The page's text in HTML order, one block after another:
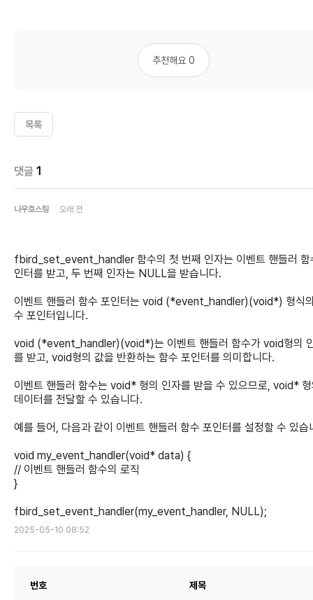
추천해요 0
목록
댓글 1
나우호스팅 오래 전
fbird_set_event_handler 함수의 첫 번째 인자는 이벤트 핸들러 함
인터를 받고, 두 번째 인자는 NULL을 받습니다.
이벤트 핸들러 함수 포인터는 void (*event_handler)(void*) 형식
수 포인터입니다.
void (*event_handler)(void*)는 이벤트 핸들러 함수가 void형의
를 받고, void형의 값을 반환하는 함수 포인터를 의미합니다.
이벤트 핸들러 함수는 void* 형의 인자를 받을 수 있으므로, void*
데이터를 전달할 수 있습니다.
예를 들어, 다음과 같이 이벤트 핸들러 함수 포인터를 설정할 수 있습
void my_event_handler(void* data) {
// 이벤트 핸들러 함수의 로직
}
fbird_set_event_handler(my_event_handler, NULL);
2025-05-10 08:52
번호 제목